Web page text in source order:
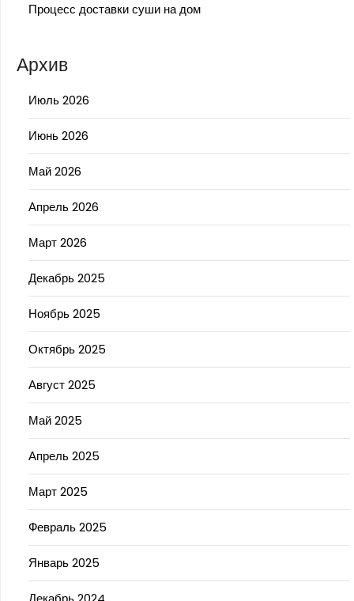
Процесс доставки суши на дом
Архив
Июль 2026
Июнь 2026
Май 2026
Апрель 2026
Март 2026
Декабрь 2025
Ноябрь 2025
Октябрь 2025
Август 2025
Май 2025
Апрель 2025
Март 2025
Февраль 2025
Январь 2025